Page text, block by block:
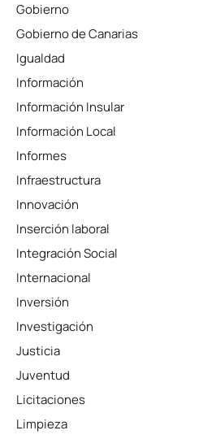
Gobierno
Gobierno de Canarias
Igualdad
Información
Información Insular
Información Local
Informes
Infraestructura
Innovación
Inserción laboral
Integración Social
Internacional
Inversión
Investigación
Justicia
Juventud
Licitaciones
Limpieza